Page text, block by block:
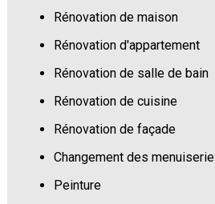
Rénovation de maison
Rénovation d'appartement
Rénovation de salle de bain
Rénovation de cuisine
Rénovation de façade
Changement des
Peinture